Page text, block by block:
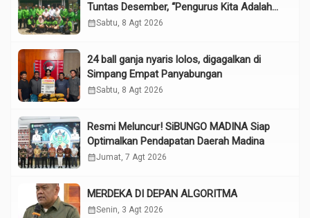
Tuntas Desember, “Pengurus Kita Adalah
Tokoh”
calendar_monthSabtu, 8 Agt 2026
24 ball ganja nyaris lolos, digagalkan di
Simpang Empat Panyabungan
calendar_monthSabtu, 8 Agt 2026
Resmi Meluncur! SiBUNGO MADINA Siap
Optimalkan Pendapatan Daerah Madina
calendar_monthJumat, 7 Agt 2026
MERDEKA DI DEPAN ALGORITMA
calendar_monthSenin, 3 Agt 2026